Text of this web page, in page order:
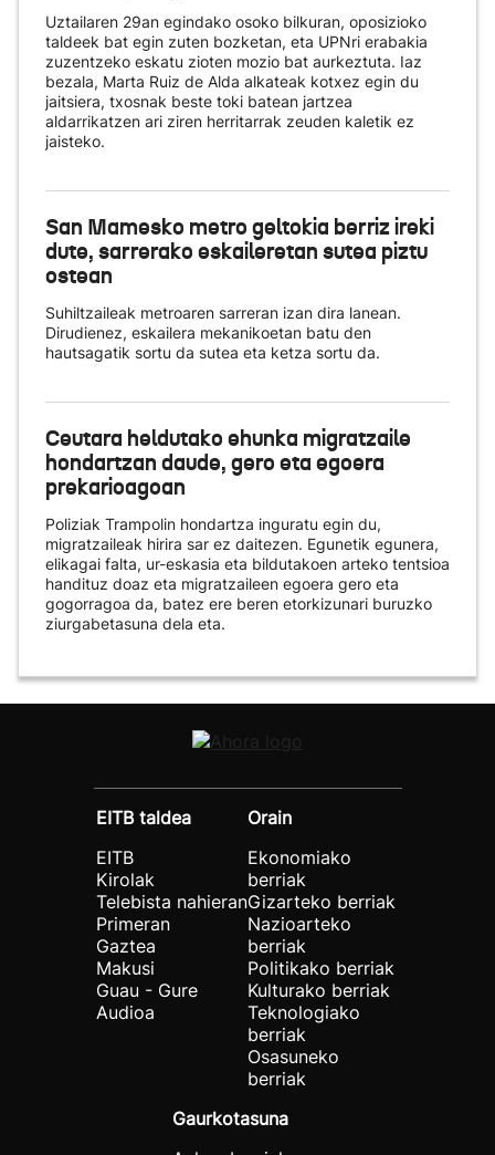
Uztailaren 29an egindako osoko bilkuran, oposizioko
taldeek bat egin zuten bozketan, eta UPNri erabakia
zuzentzeko eskatu zioten mozio bat aurkeztuta. Iaz
bezala, Marta Ruiz de Alda alkateak kotxez egin du
jaitsiera, txosnak beste toki batean jartzea
aldarrikatzen ari ziren herritarrak zeuden kaletik ez
jaisteko.
San Mamesko metro geltokia berriz ireki
dute, sarrerako eskaileretan sutea piztu
ostean
Suhiltzaileak metroaren sarreran izan dira lanean.
Dirudienez, eskailera mekanikoetan batu den
hautsagatik sortu da sutea eta ketza sortu da.
Ceutara heldutako ehunka migratzaile
hondartzan daude, gero eta egoera
prekarioagoan
Poliziak Trampolin hondartza inguratu egin du,
migratzaileak hirira sar ez daitezen. Egunetik egunera,
elikagai falta, ur-eskasia eta bildutakoen arteko tentsioa
handituz doaz eta migratzaileen egoera gero eta
gogorragoa da, batez ere beren etorkizunari buruzko
ziurgabetasuna dela eta.
EITB taldea
EITB
Kirolak
Telebista nahieran
Primeran
Gaztea
Makusi
Guau - Gure
Audioa
Orain
Ekonomiako
berriak
Gizarteko berriak
Nazioarteko
berriak
Politikako berriak
Kulturako berriak
Teknologiako
berriak
Osasuneko
berriak
Gaurkotasuna